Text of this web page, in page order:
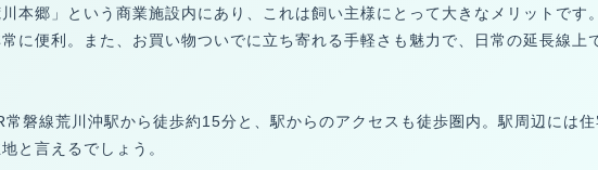
本郷」という商業施設内にあり、これは飼い主様にとって大きなメリットです
に便利。また、お買い物ついでに立ち寄れる手軽さも魅力で、日常の延長線上
磐線荒川沖駅から徒歩約15分と、駅からのアクセスも徒歩圏内。駅周辺には
と言えるでしょう。